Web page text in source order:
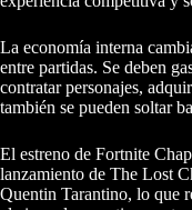
La economía interna
entre partidas. Se deben
contratar personajes,
también se pueden soltar
El estreno de Fortnite
lanzamiento de The Lost
Quentin Tarantino, lo que